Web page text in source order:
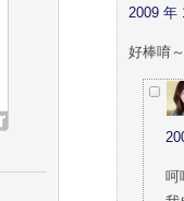
2009 年
好棒唷
呵